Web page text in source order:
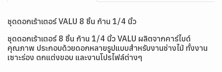
ชุดดอกเร้าเตอร์ VALU 8 ชิ้น ก้าน 1/4 นิ้ว
ชุดดอกเร้าเตอร์ 8 ชิ้น ก้าน 1/4 นิ้ว VALU ผลิตจากคาร์ไบด์
คุณภาพ ประกอบด้วยดอกหลายรูปแบบสำหรับงานช่างไม้ ทั้งงาน
เซาะร่อง ตกแต่งขอบ และงานโปรไฟล์ต่างๆ